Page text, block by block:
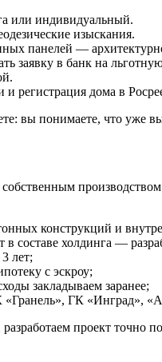
или индивидуальный.
изыскания.
панелей —
заявку в банк на
регистрация дома в
вы понимаете, что уже
конструкций и
в составе холдинга —
лет;
с эскроу;
закладываем заранее;
ГК «Инград»,
разработаем проект